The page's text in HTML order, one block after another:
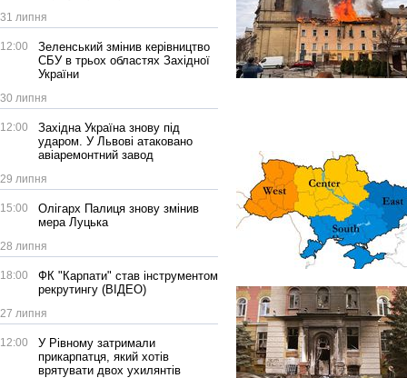
31 липня
12:00
Зеленський змінив керівництво
СБУ в трьох областях Західної
України
30 липня
12:00
Західна Україна знову під
ударом. У Львові атаковано
авіаремонтний завод
29 липня
15:00
Олігарх Палиця знову змінив
мера Луцька
28 липня
18:00
ФК "Карпати" став інструментом
рекрутингу (ВІДЕО)
27 липня
12:00
У Рівному затримали
прикарпатця, який хотів
врятувати двох ухилянтів